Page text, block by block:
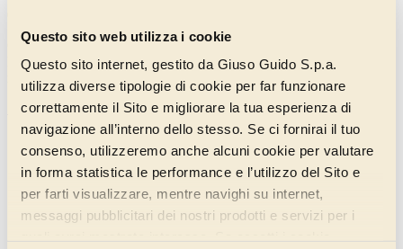
Questo sito web utilizza i cookie
Questo sito internet, gestito da Giuso Guido S.p.a.
utilizza diverse tipologie di cookie per far funzionare
correttamente il Sito e migliorare la tua esperienza di
navigazione all’interno dello stesso. Se ci fornirai il tuo
consenso, utilizzeremo anche alcuni cookie per valutare
in forma statistica le performance e l’utilizzo del Sito e
per farti visualizzare, mentre navighi su internet,
messaggi pubblicitari dei nostri prodotti e servizi per i
Ottenuta mediante un processo di tostatura medio, la Pasta Nocciola
Premium dà vita a un gelato dal colore marrone e dal gusto intenso e
marcato.
Scopri di più